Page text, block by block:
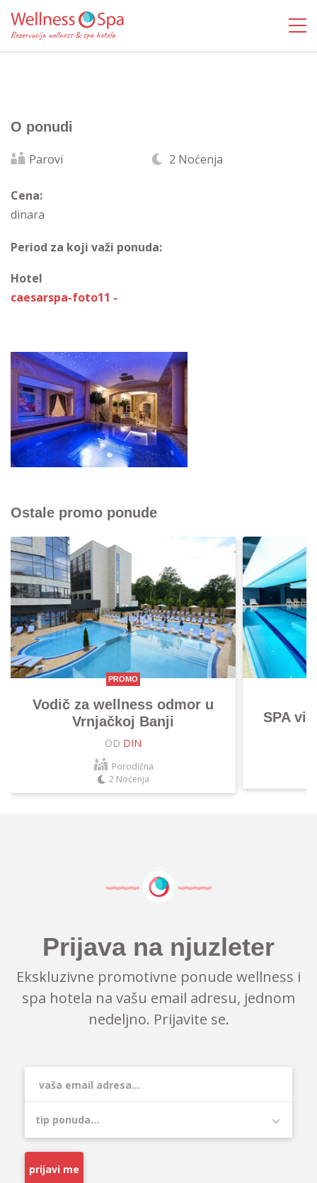
O ponudi
Parovi 2 Noćenja
Cena:
dinara
Period za koji važi ponuda:
Hotel
caesarspa-foto11 -
Ostale promo ponude
PROMO
Vodič za wellness odmor u
Vrnjačkoj Banji
OD DIN
Porodična
2 Noćenja
SPA
Prijava na njuzleter
Ekskluzivne promotivne ponude wellness i
spa hotela na vašu email adresu, jednom
nedeljno. Prijavite se.
prijavi me